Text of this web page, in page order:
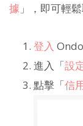
據 」，即可輕
登入
進入「設
點擊「信